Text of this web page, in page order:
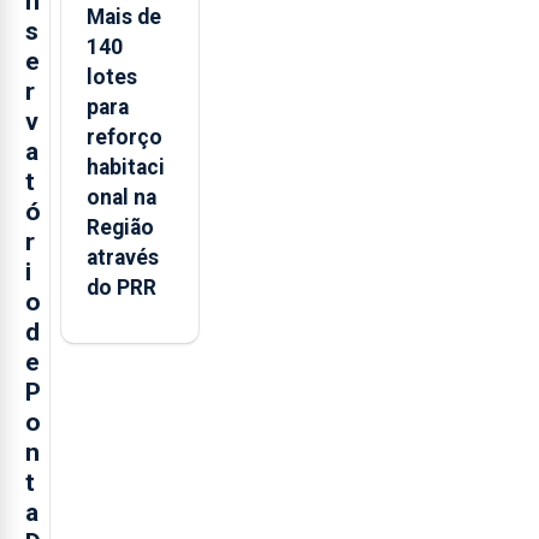
s
e
r
v
a
t
ó
r
i
o
d
e
P
o
n
t
a
Mais de
140
lotes
para
reforço
habitaci
onal na
Região
através
do PRR